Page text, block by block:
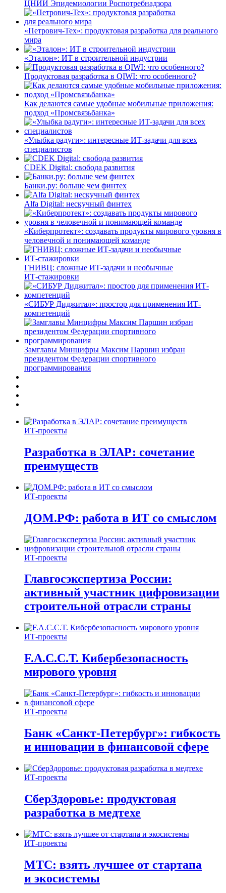
ЦНИИ Эпидемиологии Роспотребнадзора
«Петрович-Тех»: продуктовая разработка для реального
мира
«Эталон»: ИТ в строительной индустрии
Продуктовая разработка в QIWI: что особенного?
Как делаются самые удобные мобильные приложения:
подход «Промсвязьбанка»
«Улыбка радуги»: интересные ИТ-задачи для всех
специалистов
CDEK Digital: свобода развития
Банки.ру: больше чем финтех
Alfa Digital: нескучный финтех
«Киберпротект»: создавать продукты мирового уровня в
человечной и понимающей команде
ГНИВЦ: сложные ИТ‑задачи и необычные
ИТ‑стажировки
«СИБУР Диджитал»: простор для применения ИТ-
компетенций
Замглавы Минцифры Максим Паршин избран
президентом Федерации спортивного
программирования
ИТ-проекты
Разработка в ЭЛАР: сочетание
преимуществ
ИТ-проекты
ДОМ.РФ: работа в ИТ со смыслом
ИТ-проекты
Главгосэкспертиза России:
активный участник цифровизации
строительной отрасли страны
ИТ-проекты
F.A.C.C.T. Кибербезопасность
мирового уровня
ИТ-проекты
Банк «Санкт-Петербург»: гибкость
и инновации в финансовой сфере
ИТ-проекты
СберЗдоровье: продуктовая
разработка в медтехе
ИТ-проекты
МТС: взять лучшее от стартапа
и экосистемы